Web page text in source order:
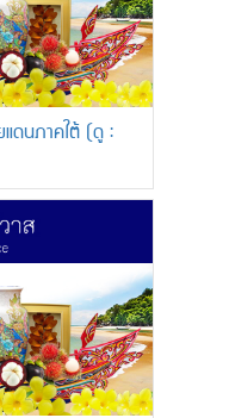
แดนภาคใต้ (ดู :